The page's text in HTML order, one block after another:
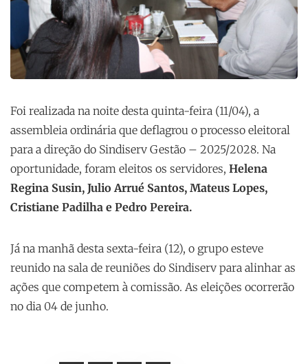
Foi realizada na noite desta quinta-feira (11/04), a
assembleia ordinária que deflagrou o processo eleitoral
para a direção do Sindiserv Gestão – 2025/2028. Na
oportunidade, foram eleitos os servidores, Helena
Regina Susin, Julio Arrué Santos, Mateus Lopes,
Cristiane Padilha e Pedro Pereira.
Já na manhã desta sexta-feira (12), o grupo esteve
reunido na sala de reuniões do Sindiserv para alinhar as
ações que competem à comissão. As eleições ocorrerão
no dia 04 de junho.